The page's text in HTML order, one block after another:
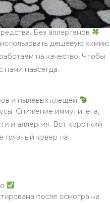
Без аллергенов
дешевую химию
на качество. Чтобы
нами навсегда.
и пылевых клещей
Снижение иммунитета,
и аллергия. Вот короткий
грязный ковер на
после осмотра на